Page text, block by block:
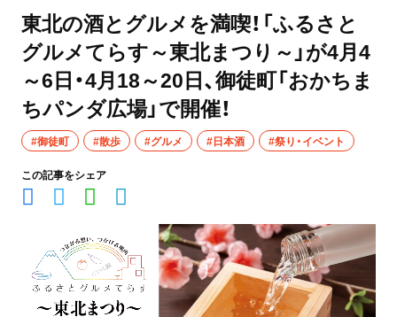
東北の酒とグルメを満喫！「ふるさと
グルメてらす～東北まつり～」が4月4
～6日・4月18～20日、御徒町「おかちま
ちパンダ広場」で開催！
#御徒町 #散歩 #グルメ #日本酒 #祭り・イベント
この記事をシェア